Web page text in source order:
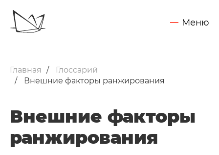
Меню
Главная
Глоссарий
Внешние факторы ранжирования
Внешние факторы
ранжирования
SEO - поисковое продвижение сайтов
Техническая поддержка сайтов
Разработка интернет-сайтов
Web-аналитика и аудит сайтов